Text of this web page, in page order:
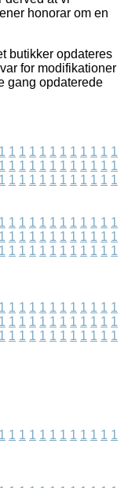
honorar om en
butikker opdateres
for modifikationer
gang opdaterede
1 1 1 1 1 1 1 1 1 1 1 1
1 1 1 1 1 1 1 1 1 1 1 1
1 1 1 1 1 1 1 1 1 1 1 1
1 1 1 1 1 1 1 1 1 1 1 1
1 1 1 1 1 1 1 1 1 1 1 1
1 1 1 1 1 1 1 1 1 1 1 1
1 1 1 1 1 1 1 1 1 1 1 1
1 1 1 1 1 1 1 1 1 1 1 1
1 1 1 1 1 1 1 1 1 1 1 1
1 1 1 1 1 1 1 1 1 1 1 1